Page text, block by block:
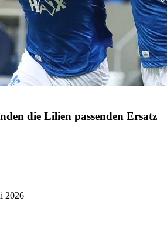
die Lilien passenden Ersatz
2026